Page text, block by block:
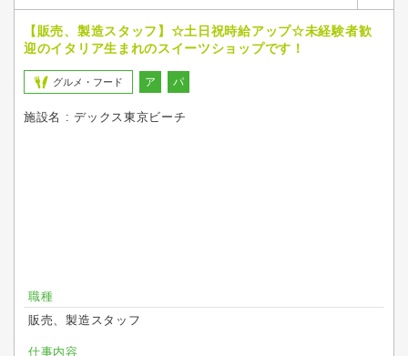
【販売、製造スタッフ】☆土日祝時給アップ☆未経験者歓
迎のイタリア生まれのスイーツショップです！
グルメ・フード ア パ
施設名 : デックス東京ビーチ
職種
販売、製造スタッフ
仕事内容